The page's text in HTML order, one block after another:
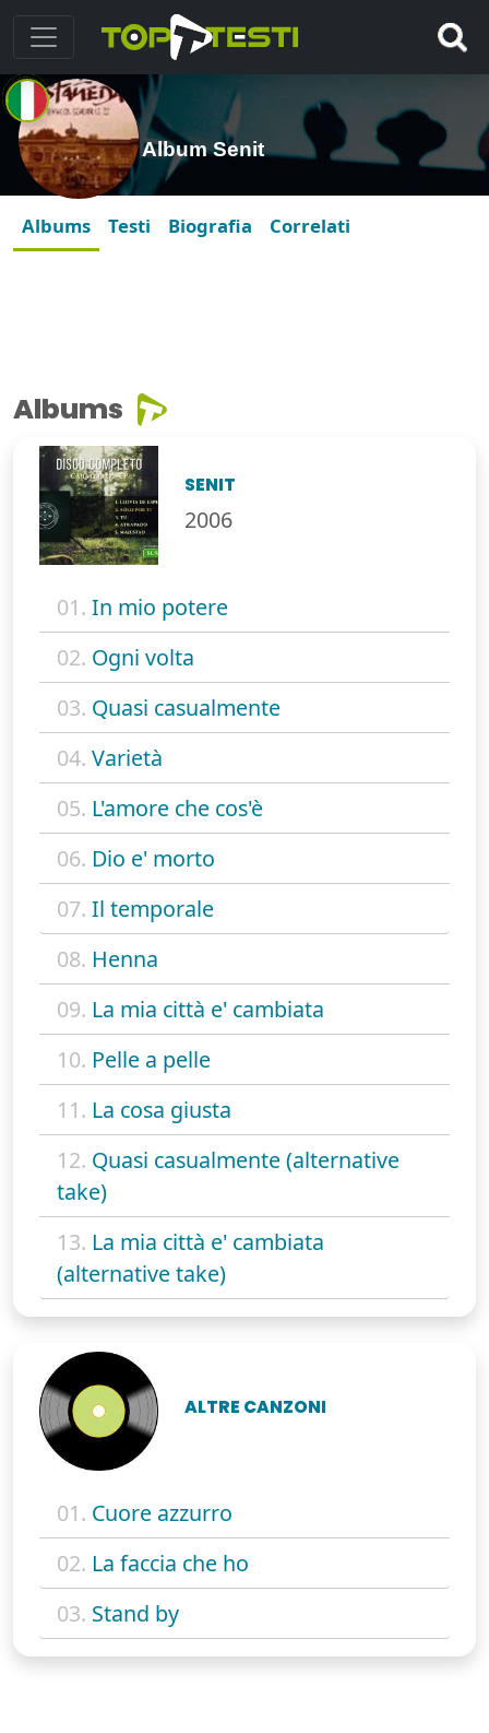
Album Senit
Albums Testi Biografia Correlati
Albums
SENIT
2006
01. In mio potere
02. Ogni volta
03. Quasi casualmente
04. Varietà
05. L'amore che cos'è
06. Dio e' morto
07. Il temporale
08. Henna
09. La mia città e' cambiata
10. Pelle a pelle
11. La cosa giusta
12. Quasi casualmente (alternative
take)
13. La mia città e' cambiata
(alternative take)
ALTRE CANZONI
01. Cuore azzurro
02. La faccia che ho
03. Stand by